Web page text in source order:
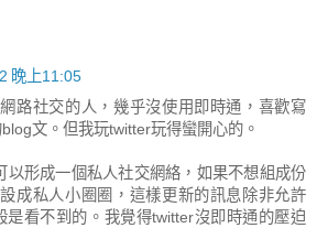
晚上11:05
路社交的人，幾乎沒使用即時通，喜歡寫
文。但我玩twitter玩得蠻開心的。
以形成一個私人社交網絡，如果不想組成份
成私人小圈圈，這樣更新的訊息除非允許
是看不到的。我覺得twitter沒即時通的壓迫